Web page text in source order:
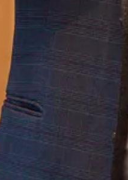
de APIs de vouchers
o engajamento dos
que os benefícios sejam
significativo e promovendo a
experiências: